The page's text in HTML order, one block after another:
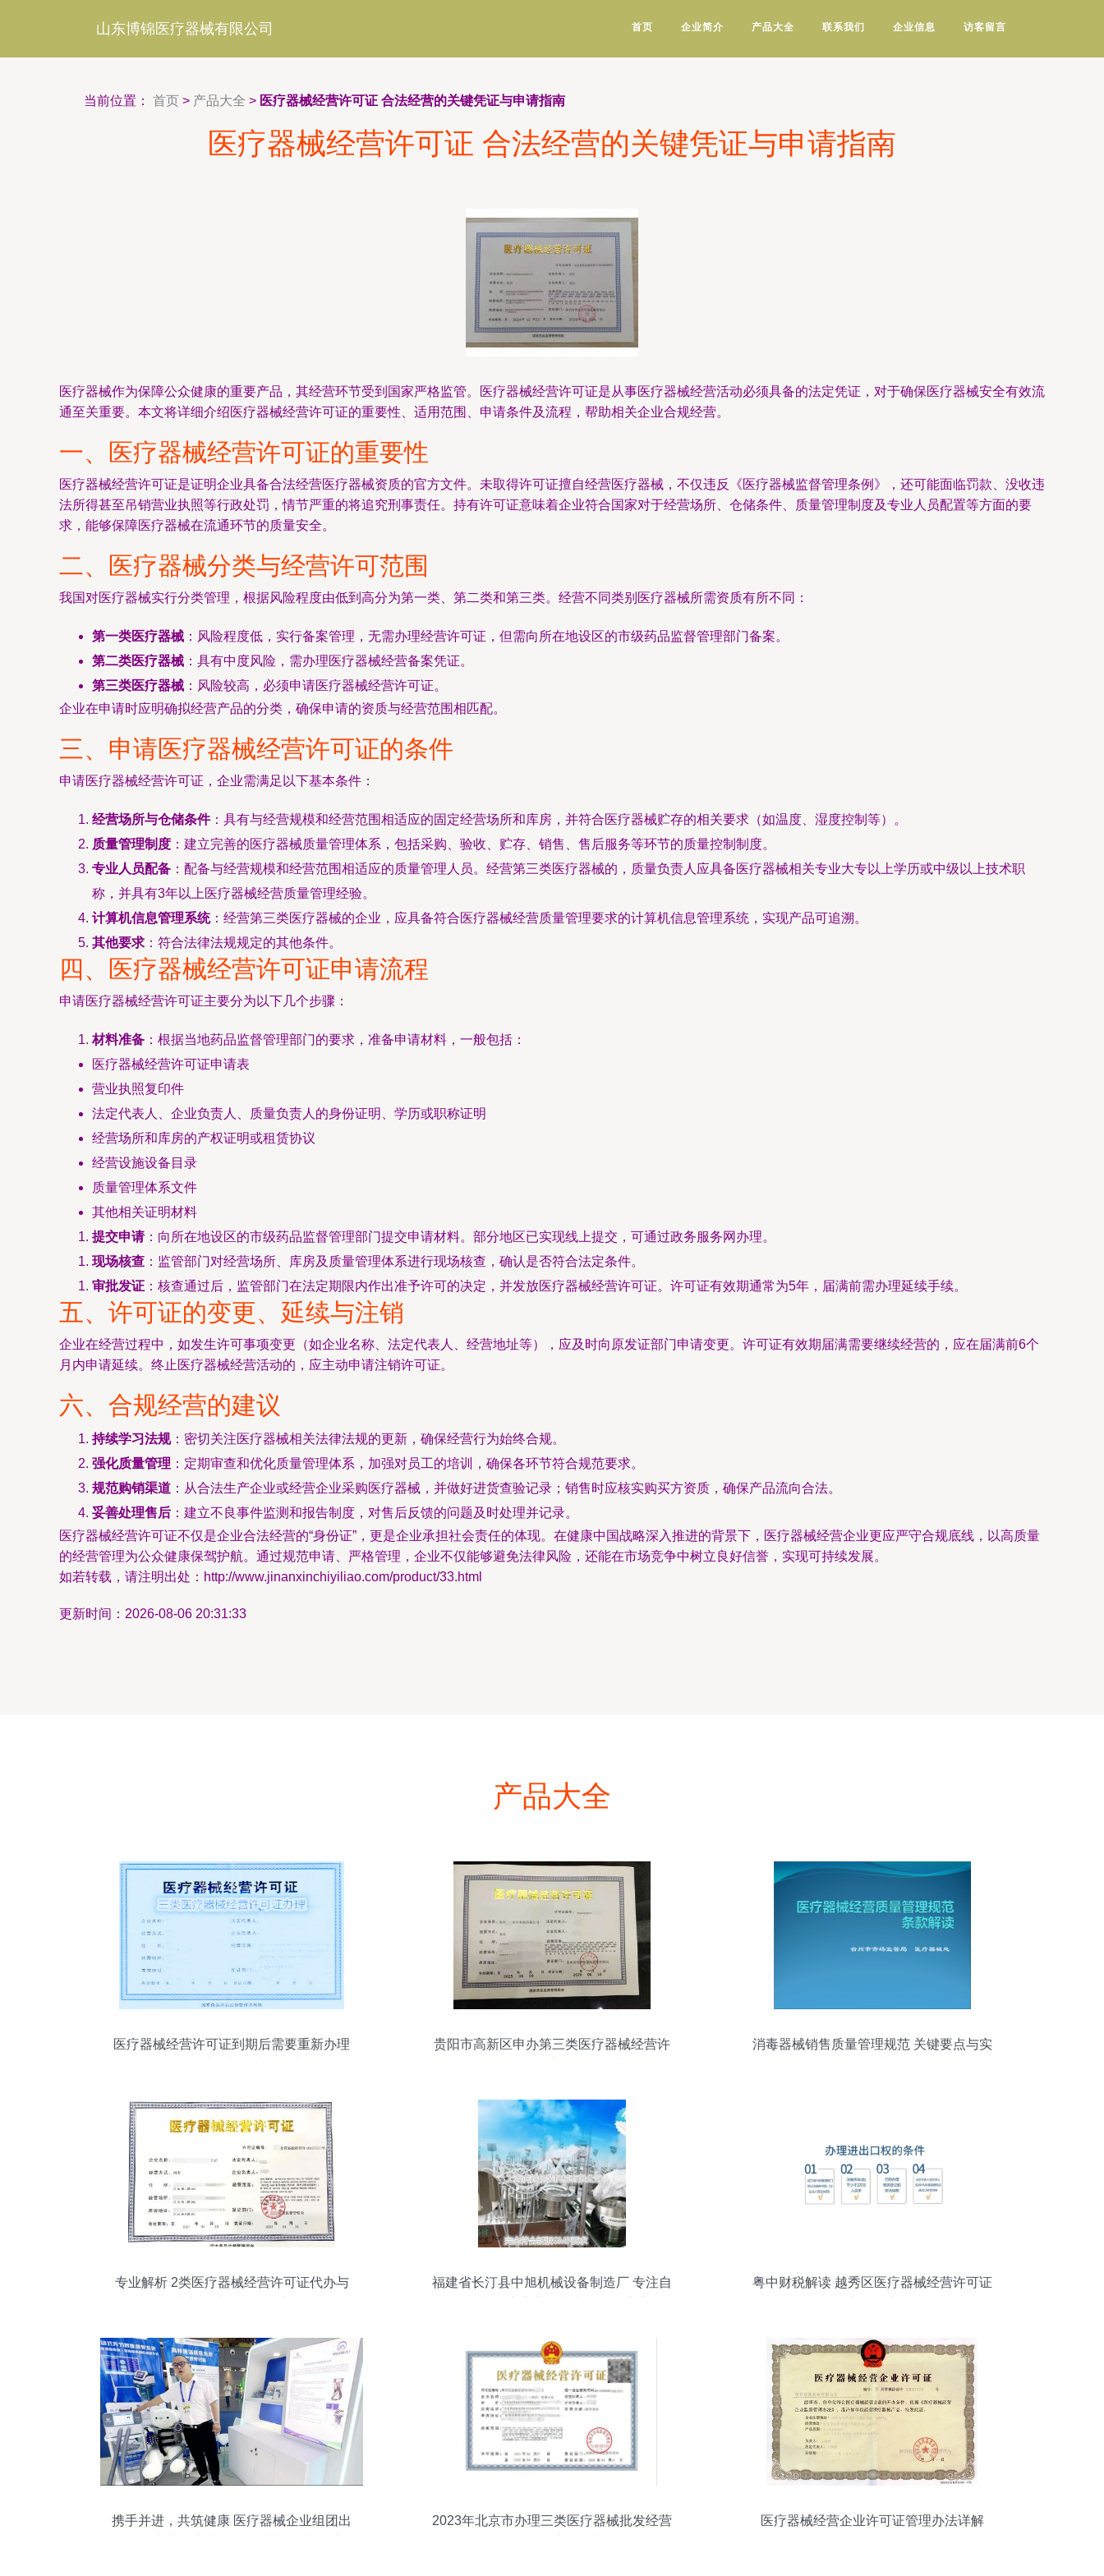
山东博锦医疗器械有限公司 首页 企业简介 产品大全 联系我们 企业信息 访客留言
当前位置： 首页 > 产品大全 > 医疗器械经营许可证 合法经营的关键凭证与申请指南
医疗器械经营许可证 合法经营的关键凭证与申请指南
医疗器械作为保障公众健康的重要产品，其经营环节受到国家严格监管。医疗器械经营许可证是从事医疗器械经营活动必须具备的法定凭证，对于确保医疗器械安全有效流
通至关重要。本文将详细介绍医疗器械经营许可证的重要性、适用范围、申请条件及流程，帮助相关企业合规经营。
一、医疗器械经营许可证的重要性
医疗器械经营许可证是证明企业具备合法经营医疗器械资质的官方文件。未取得许可证擅自经营医疗器械，不仅违反《医疗器械监督管理条例》，还可能面临罚款、没收违
法所得甚至吊销营业执照等行政处罚，情节严重的将追究刑事责任。持有许可证意味着企业符合国家对于经营场所、仓储条件、质量管理制度及专业人员配置等方面的要
求，能够保障医疗器械在流通环节的质量安全。
二、医疗器械分类与经营许可范围
我国对医疗器械实行分类管理，根据风险程度由低到高分为第一类、第二类和第三类。经营不同类别医疗器械所需资质有所不同：
第一类医疗器械 ：风险程度低，实行备案管理，无需办理经营许可证，但需向所在地设区的市级药品监督管理部门备案。
第二类医疗器械 ：具有中度风险，需办理医疗器械经营备案凭证。
第三类医疗器械 ：风险较高，必须申请医疗器械经营许可证。
企业在申请时应明确拟经营产品的分类，确保申请的资质与经营范围相匹配。
三、申请医疗器械经营许可证的条件
申请医疗器械经营许可证，企业需满足以下基本条件：
经营场所与仓储条件：具有与经营规模和经营范围相适应的固定经营场所和库房，并符合医疗器械贮存的相关要求（如温度、湿度控制等）。
质量管理制度 ：建立完善的医疗器械质量管理体系，包括采购、验收、贮存、销售、售后服务等环节的质量控制制度。
专业人员配备 ：配备与经营规模和经营范围相适应的质量管理人员。经营第三类医疗器械的，质量负责人应具备医疗器械相关专业大专以上学历或中级以上技术职
称，并具有3年以上医疗器械经营质量管理经验。
计算机信息管理系统：经营第三类医疗器械的企业，应具备符合医疗器械经营质量管理要求的计算机信息管理系统，实现产品可追溯。
其他要求 ：符合法律法规规定的其他条件。
四、医疗器械经营许可证申请流程
申请医疗器械经营许可证主要分为以下几个步骤：
材料准备 ：根据当地药品监督管理部门的要求，准备申请材料，一般包括：
医疗器械经营许可证申请表
营业执照复印件
法定代表人、企业负责人、质量负责人的身份证明、学历或职称证明
经营场所和库房的产权证明或租赁协议
经营设施设备目录
质量管理体系文件
其他相关证明材料
提交申请：向所在地设区的市级药品监督管理部门提交申请材料。部分地区已实现线上提交，可通过政务服务网办理。
现场核查 ：监管部门对经营场所、库房及质量管理体系进行现场核查，确认是否符合法定条件。
审批发证 ：核查通过后，监管部门在法定期限内作出准予许可的决定，并发放医疗器械经营许可证。许可证有效期通常为5年，届满前需办理延续手续。
五、许可证的变更、延续与注销
企业在经营过程中，如发生许可事项变更（如企业名称、法定代表人、经营地址等），应及时向原发证部门申请变更。许可证有效期届满需要继续经营的，应在届满前6个
月内申请延续。终止医疗器械经营活动的，应主动申请注销许可证。
六、合规经营的建议
持续学习法规：密切关注医疗器械相关法律法规的更新，确保经营行为始终合规。
强化质量管理 ：定期审查和优化质量管理体系，加强对员工的培训，确保各环节符合规范要求。
规范购销渠道 ：从合法生产企业或经营企业采购医疗器械，并做好进货查验记录；销售时应核实购买方资质，确保产品流向合法。
妥善处理售后 ：建立不良事件监测和报告制度，对售后反馈的问题及时处理并记录。
医疗器械经营许可证不仅是企业合法经营的“身份证”，更是企业承担社会责任的体现。在健康中国战略深入推进的背景下，医疗器械经营企业更应严守合规底线，以高质量
的经营管理为公众健康保驾护航。通过规范申请、严格管理，企业不仅能够避免法律风险，还能在市场竞争中树立良好信誉，实现可持续发展。
如若转载，请注明出处：http://www.jinanxinchiyiliao.com/product/33.html
更新时间：2026-08-06 20:31:33
产品大全
医疗器械经营许可证到期后需要重新办理
贵阳市高新区申办第三类医疗器械经营许
消毒器械销售质量管理规范 关键要点与实
专业解析 2类医疗器械经营许可证代办与
福建省长汀县中旭机械设备制造厂 专注自
粤中财税解读 越秀区医疗器械经营许可证
携手并进，共筑健康 医疗器械企业组团出
2023年北京市办理三类医疗器械批发经营
医疗器械经营企业许可证管理办法详解